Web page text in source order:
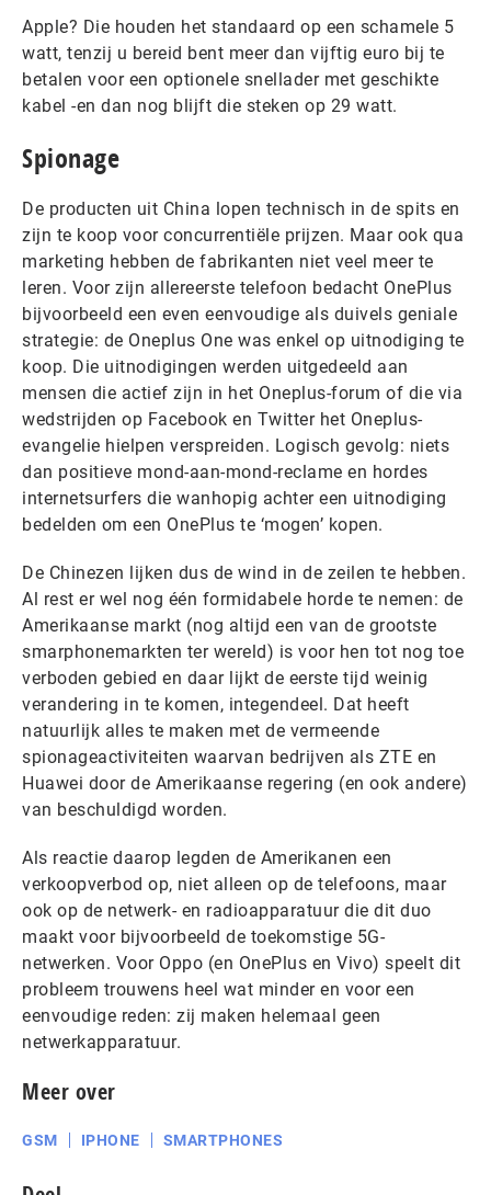
Apple? Die houden het standaard op een schamele 5
watt, tenzij u bereid bent meer dan vijftig euro bij te
betalen voor een optionele snellader met geschikte
kabel -en dan nog blijft die steken op 29 watt.
Spionage
De producten uit China lopen technisch in de spits en
zijn te koop voor concurrentiële prijzen. Maar ook qua
marketing hebben de fabrikanten niet veel meer te
leren. Voor zijn allereerste telefoon bedacht OnePlus
bijvoorbeeld een even eenvoudige als duivels geniale
strategie: de Oneplus One was enkel op uitnodiging te
koop. Die uitnodigingen werden uitgedeeld aan
mensen die actief zijn in het Oneplus-forum of die via
wedstrijden op Facebook en Twitter het Oneplus-
evangelie hielpen verspreiden. Logisch gevolg: niets
dan positieve mond-aan-mond-reclame en hordes
internetsurfers die wanhopig achter een uitnodiging
bedelden om een OnePlus te ‘mogen’ kopen.
De Chinezen lijken dus de wind in de zeilen te hebben.
Al rest er wel nog één formidabele horde te nemen: de
Amerikaanse markt (nog altijd een van de grootste
smarphonemarkten ter wereld) is voor hen tot nog toe
verboden gebied en daar lijkt de eerste tijd weinig
verandering in te komen, integendeel. Dat heeft
natuurlijk alles te maken met de vermeende
spionageactiviteiten waarvan bedrijven als ZTE en
Huawei door de Amerikaanse regering (en ook andere)
van beschuldigd worden.
Als reactie daarop legden de Amerikanen een
verkoopverbod op, niet alleen op de telefoons, maar
ook op de netwerk- en radioapparatuur die dit duo
maakt voor bijvoorbeeld de toekomstige 5G-
netwerken. Voor Oppo (en OnePlus en Vivo) speelt dit
probleem trouwens heel wat minder en voor een
eenvoudige reden: zij maken helemaal geen
netwerkapparatuur.
Meer over
GSM IPHONE SMARTPHONES